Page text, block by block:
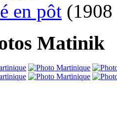
en pôt (1908
Matinik